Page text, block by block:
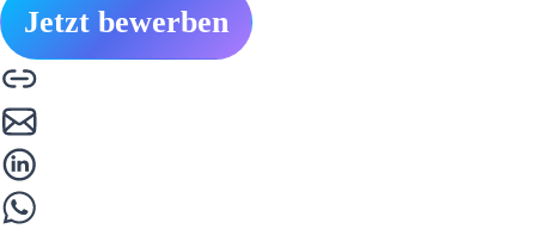
Jetzt bewerben